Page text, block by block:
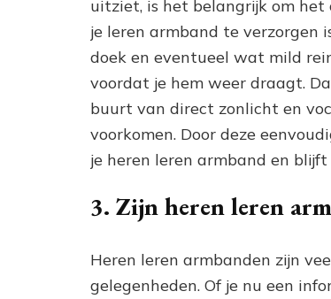
uitziet, is het belangrijk om het
je leren armband te verzorgen
doek en eventueel wat mild
voordat je hem weer draagt.
buurt van direct zonlicht en
voorkomen. Door deze
je heren leren armband en
3. Zijn heren leren
Heren leren armbanden zijn
gelegenheden. Of je nu een